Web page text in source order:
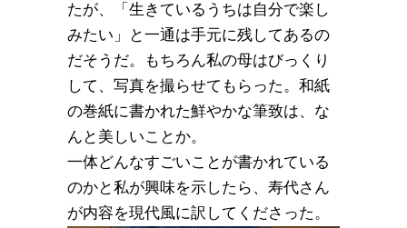
たが、「生きているうちは自分で楽し
みたい」と一通は手元に残してあるの
だそうだ。もちろん私の母はびっくり
して、写真を撮らせてもらった。和紙
の巻紙に書かれた鮮やかな筆致は、な
んと美しいことか。
一体どんなすごいことが書かれている
のかと私が興味を示したら、寿代さん
が内容を現代風に訳してくださった。